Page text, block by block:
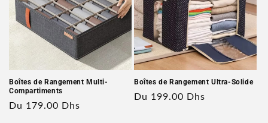
Boîtes de Rangement Multi-
Compartiments
Prix
Du 179.00 Dhs
Boîtes de Rangement Ultra-Solide
Prix
Du 199.00 Dhs